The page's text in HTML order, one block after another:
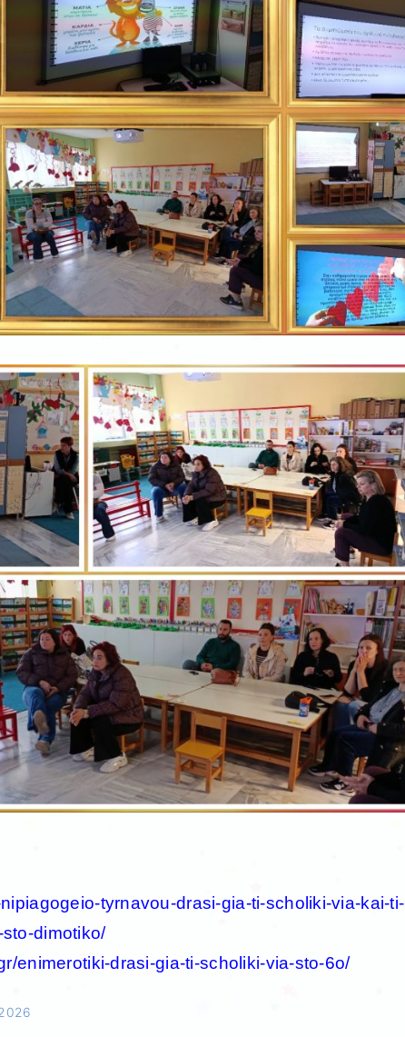
tyrnavou-drasi-gia-ti-scholiki-via-kai-ti-
dimotiko/
enimerotiki-drasi-gia-ti-scholiki-via-sto-6o/